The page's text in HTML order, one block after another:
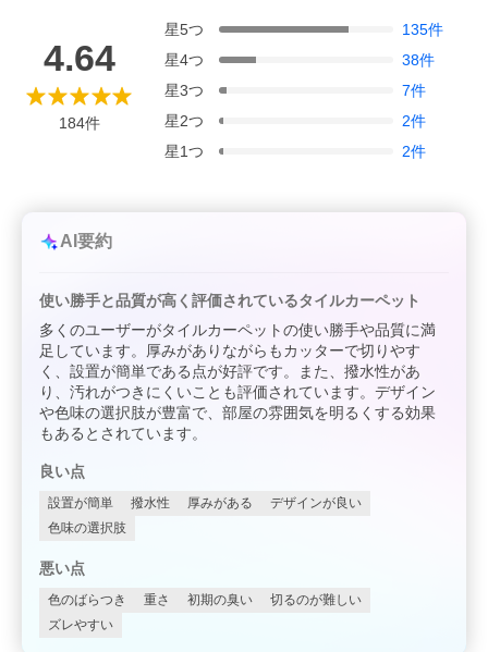
4.64
184件
星5つ 135件
星4つ 38件
星3つ 7件
星2つ 2件
星1つ 2件
AI要約
使い勝手と品質が高く評価されているタイルカーペット
多くのユーザーがタイルカーペットの使い勝手や品質に満
足しています。厚みがありながらもカッターで切りやす
く、設置が簡単である点が好評です。また、撥水性があ
り、汚れがつきにくいことも評価されています。デザイン
や色味の選択肢が豊富で、部屋の雰囲気を明るくする効果
もあるとされています。
良い点
設置が簡単 撥水性 厚みがある
デザインが良い
色味の選択肢
悪い点
色のばらつき 重さ 初期の臭い
切るのが難しい
ズレやすい